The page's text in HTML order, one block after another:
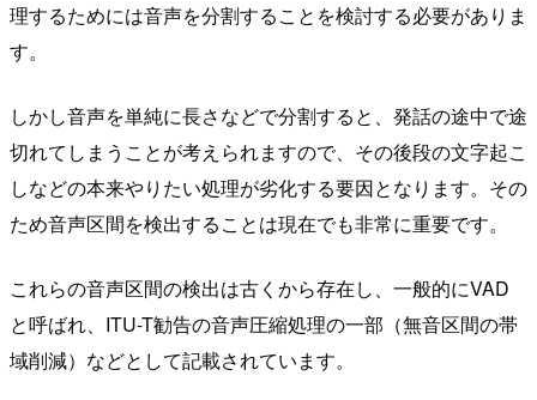
理するためには音声を分割することを検討する必要がありま
す。
しかし音声を単純に長さなどで分割すると、発話の途中で途
切れてしまうことが考えられますので、その後段の文字起こ
しなどの本来やりたい処理が劣化する要因となります。その
ため音声区間を検出することは現在でも非常に重要です。
これらの音声区間の検出は古くから存在し、一般的にVAD
と呼ばれ、ITU-T勧告の音声圧縮処理の一部（無音区間の帯
域削減）などとして記載されています。